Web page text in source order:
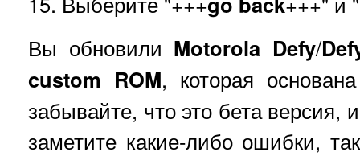
Вы обновили Motorola Defy/
custom ROM, которая
забывайте, что это бета версия,
заметите какие-либо ошибки,